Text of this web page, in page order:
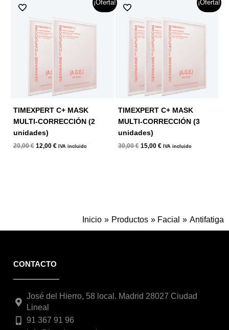
¡Oferta!
TIMEXPERT C+ MASK
MULTI-CORRECCIÓN (2
unidades)
20,00€
era:
20,00 €.
12,00 €
es:
12,00 €.
IVA incluido
¡Oferta!
TIMEXPERT C+ MASK
MULTI-CORRECCIÓN (3
unidades)
30,00€
era:
30,00 €.
15,00 €
es:
15,00 €.
IVA incluido
Inicio Productos Facial Antifatiga
CONTACTO
José del Hierro, 58 local. Madrid 28027 Ciudad
Lineal
91 367 91 96